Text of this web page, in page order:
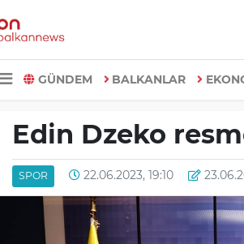
GÜNDEM BALKANLAR
Edin Dzeko
SPOR 22.06.2023, 19:10